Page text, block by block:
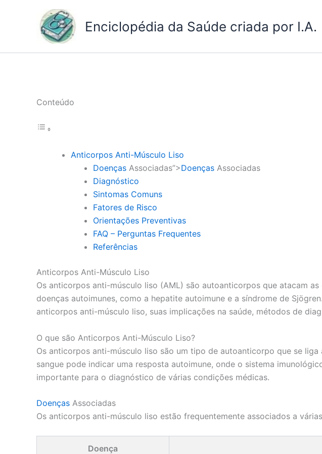
Enciclopédia da Saúde criada por I.A.
Conteúdo
Anticorpos Anti-Músculo Liso
Doenças Associadas”>Doenças Associadas
Diagnóstico
Sintomas Comuns
Fatores de Risco
Orientações Preventivas
FAQ – Perguntas Frequentes
Referências
Anticorpos Anti-Músculo Liso
Os anticorpos anti-músculo liso (AML) são autoanticorpos que atacam
doenças autoimunes, como a hepatite autoimune e a síndrome de
anticorpos anti-músculo liso, suas implicações na saúde, métodos de
O que são Anticorpos Anti-Músculo Liso?
Os anticorpos anti-músculo liso são um tipo de autoanticorpo que se
sangue pode indicar uma resposta autoimune, onde o sistema
importante para o diagnóstico de várias condições médicas.
Doenças Associadas
Os anticorpos anti-músculo liso estão frequentemente associados a
Doença